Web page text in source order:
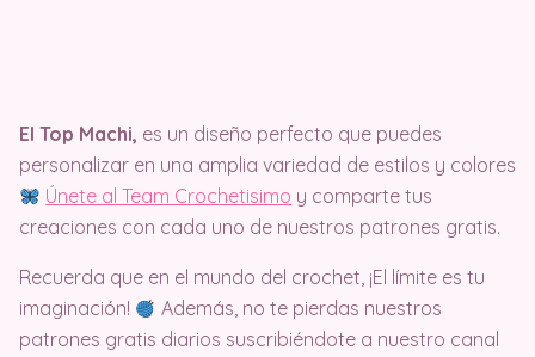
El Top Machi, es un diseño perfecto que puedes
personalizar en una amplia variedad de estilos y colores
Únete al Team Crochetisimo y comparte tus
creaciones con cada uno de nuestros patrones gratis.
Recuerda que en el mundo del crochet, ¡El límite es tu
imaginación!
Además, no te pierdas nuestros
patrones gratis diarios suscribiéndote a nuestro canal